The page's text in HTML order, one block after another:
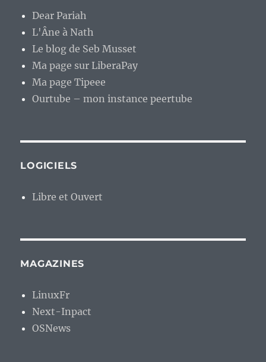
Dear Pariah
L'Âne à Nath
Le blog de Seb Musset
Ma page sur LiberaPay
Ma page Tipeee
Ourtube – mon instance peertube
LOGICIELS
Libre et Ouvert
MAGAZINES
LinuxFr
Next-Inpact
OSNews